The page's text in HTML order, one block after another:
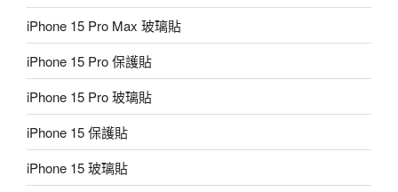
iPhone 15 Pro Max 玻璃貼
iPhone 15 Pro 保護貼
iPhone 15 Pro 玻璃貼
iPhone 15 保護貼
iPhone 15 玻璃貼